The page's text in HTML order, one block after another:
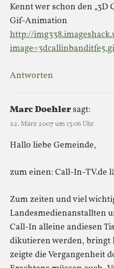
Kennt wer schon den „3D
Gif-Animation
http://
Antworten
Marc Doehlersagt:
22. März 2007 um 13:06 Uhr
Hallo liebe Gemeinde,
zum einen: Call-In-TV.de
Zum zeiten und viel
Landesmedienanstallten
Call-In alleine andiesen
dikutieren werden, bringt
zeigte die Vergangenheit